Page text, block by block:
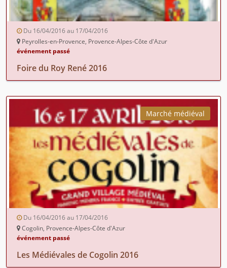
Du 16/04/2016 au 17/04/2016
Peyrolles-en-Provence, Provence-Alpes-Côte d'Azur
événement passé
Foire du Roy René 2016
Marché médiéval
Du 16/04/2016 au 17/04/2016
Cogolin, Provence-Alpes-Côte d'Azur
événement passé
Les Médiévales de Cogolin 2016